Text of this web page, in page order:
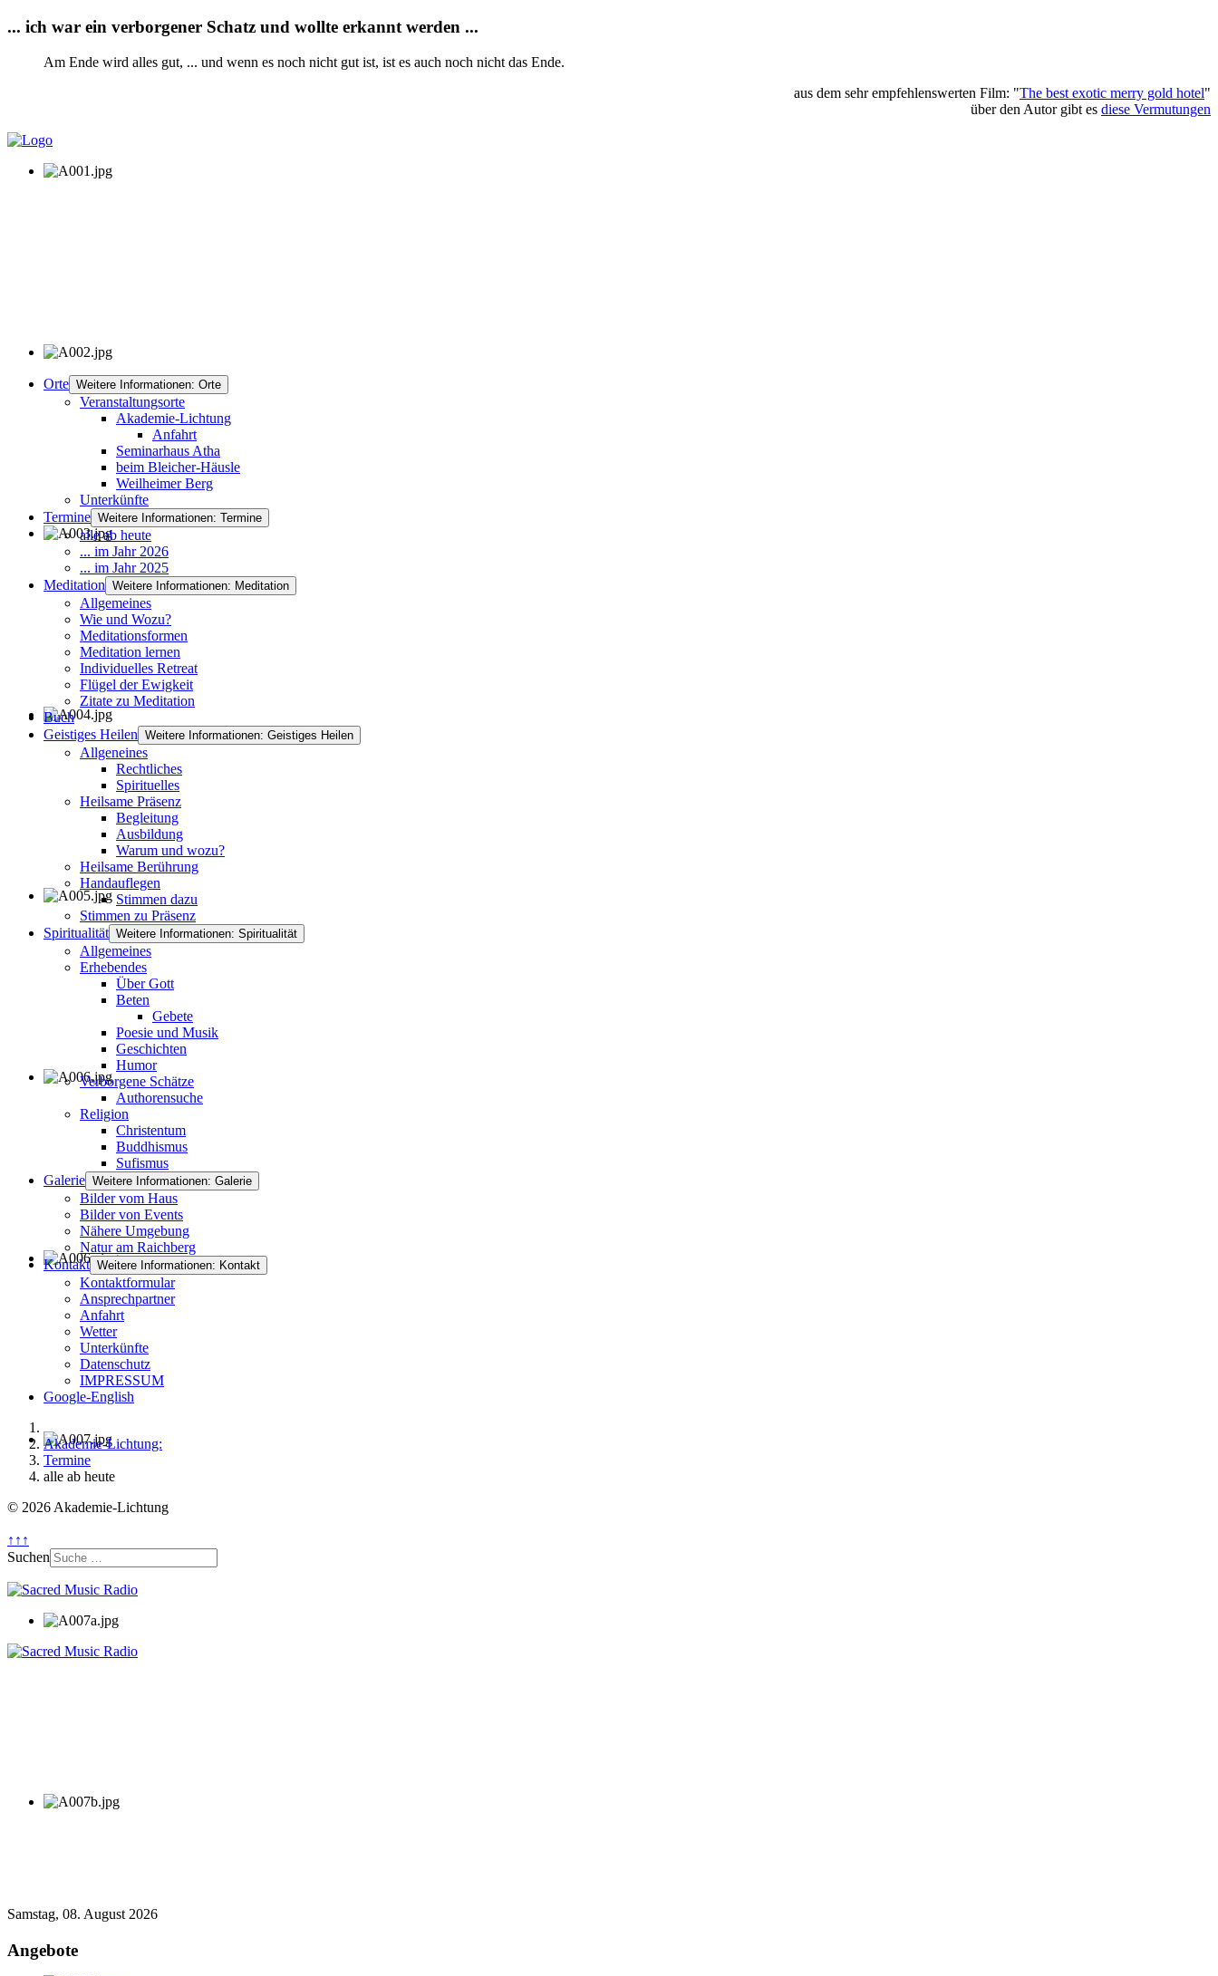
... ich war ein verborgener Schatz und wollte erkannt werden ...
Am Ende wird alles gut, ... und wenn es noch nicht gut ist, ist es auch noch nicht das Ende.
aus dem sehr empfehlenswerten Film: "The best exotic merry gold hotel"
über den Autor gibt es diese Vermutungen
Orte Weitere Informationen: Orte
Veranstaltungsorte
Akademie-Lichtung
Anfahrt
Seminarhaus Atha
beim Bleicher-Häusle
Weilheimer Berg
Unterkünfte
Termine Weitere Informationen: Termine
alle ab heute
... im Jahr 2026
... im Jahr 2025
Meditation Weitere Informationen: Meditation
Allgemeines
Wie und Wozu?
Meditationsformen
Meditation lernen
Individuelles Retreat
Flügel der Ewigkeit
Zitate zu Meditation
Buch
Geistiges Heilen Weitere Informationen: Geistiges Heilen
Allgeneines
Rechtliches
Spirituelles
Heilsame Präsenz
Begleitung
Ausbildung
Warum und wozu?
Heilsame Berührung
Handauflegen
Stimmen dazu
Stimmen zu Präsenz
Spiritualität Weitere Informationen: Spiritualität
Allgemeines
Erhebendes
Über Gott
Beten
Gebete
Poesie und Musik
Geschichten
Humor
Verborgene Schätze
Authorensuche
Religion
Christentum
Buddhismus
Sufismus
Galerie Weitere Informationen: Galerie
Bilder vom Haus
Bilder von Events
Nähere Umgebung
Natur am Raichberg
Kontakt Weitere Informationen: Kontakt
Kontaktformular
Ansprechpartner
Anfahrt
Wetter
Unterkünfte
Datenschutz
IMPRESSUM
Google-English
Akademie-Lichtung:
Termine
alle ab heute
© 2026 Akademie-Lichtung
↑↑↑
Suchen
Samstag, 08. August 2026
Angebote